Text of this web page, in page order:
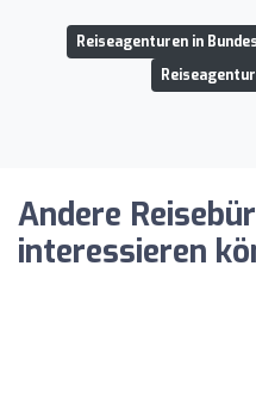
Reiseagenturen in
Andere
interessieren